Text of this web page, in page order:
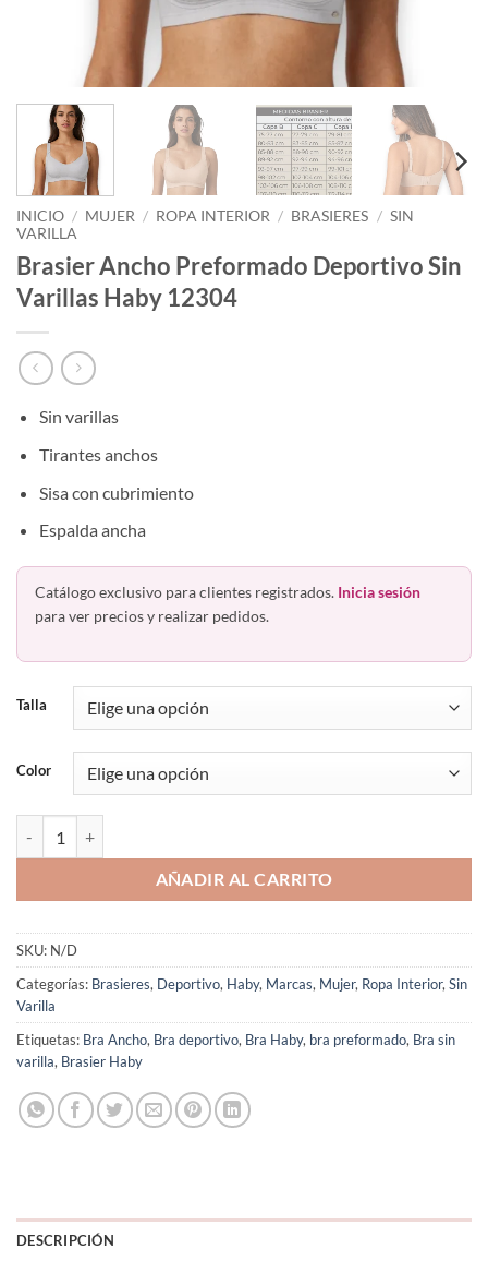
INICIO / MUJER / ROPA INTERIOR / BRASIERES / SIN
VARILLA
Brasier Ancho Preformado Deportivo Sin
Varillas Haby 12304
Sin varillas
Tirantes anchos
Sisa con cubrimiento
Espalda ancha
Catálogo exclusivo para clientes registrados. Inicia sesión
para ver precios y realizar pedidos.
Talla
Color
AÑADIR AL CARRITO
SKU: N/D
Categorías: Brasieres, Deportivo, Haby, Marcas, Mujer, Ropa Interior, Sin
Varilla
Etiquetas: Bra Ancho, Bra deportivo, Bra Haby, bra preformado, Bra sin
varilla, Brasier Haby
DESCRIPCIÓN